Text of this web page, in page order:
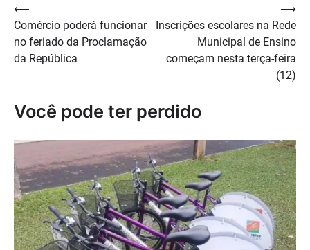
Navegação
de
Post
⟵
Comércio poderá funcionar
no feriado da Proclamação
da República
Inscrições escolares na Rede
Municipal de Ensino
começam nesta terça-feira
(12)
⟶
Você pode ter perdido